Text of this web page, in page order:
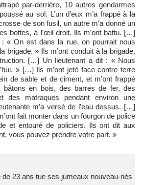
par-derrière, 10 autres gendarmes
au sol. L’un d’eux m’a frappé à la
de son fusil, un autre m’a donné un
bottes, à l’œil droit. Ils m’ont battu. […]
: « On est dans la rue, on pourrait nous
brigade. » Ils m’ont conduit à la brigade,
[…] Un lieutenant a dit : « Nous
» […] Ils m’ont jeté face contre terre
de sable et de ciment, et m’ont frappé
en bois, des barres de fer, des
des matraques pendant environ une
m’a versé de l’eau dessus. […]
fait monter dans un fourgon de police
et entouré de policiers. Ils ont dit aux
vous pouvez prendre votre part. »
de 23 ans tue ses jumeaux nouveau-nés